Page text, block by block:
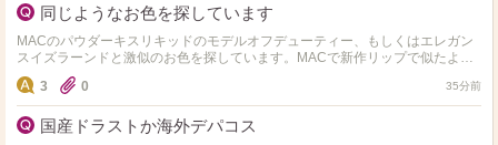
同じようなお色を探しています
MACのパウダーキスリキッドのモデルオフデューティー、もしくはエレガン
スイズラーンドと激似のお色を探しています。MACで新作リップで似たよう
なお色を店頭でご紹介いただき購入したのですが微妙に違って…
3 0 35分前
国産ドラストか海外デパコス